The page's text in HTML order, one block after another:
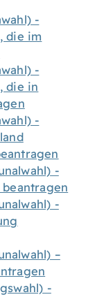
-
die im
-
die in
-
-
-
–
-